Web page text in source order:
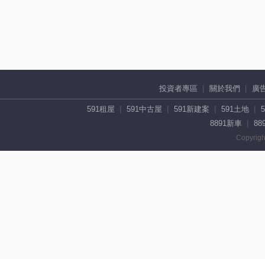
投資者專區 關於我們 廣
591租屋 591中古屋 591新建案 591土地
8891新車